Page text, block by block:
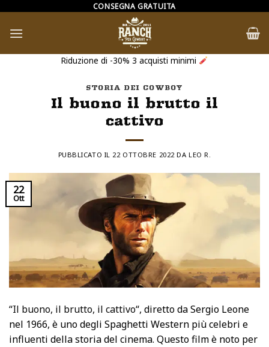
contenuti
CONSEGNA GRATUITA
Riduzione di -30% 3 acquisti minimi
STORIA DEI COWBOY
Il buono il brutto il
cattivo
PUBBLICATO IL 22 OTTOBRE 2022 DALEO R.
22
Ott
“Il buono, il brutto, il cattivo“, diretto da Sergio Leone
nel 1966, è uno degli Spaghetti Western più celebri e
influenti della storia del cinema. Questo film è noto per